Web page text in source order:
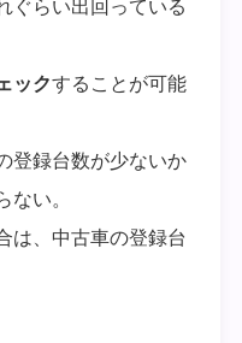
ぐらい出回っている
ックすることが可能
登録台数が少ないか
ない。
は、中古車の登録台